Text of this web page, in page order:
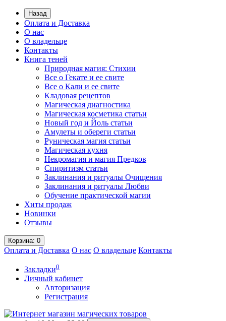
Назад
Оплата и Доставка
О нас
О владельце
Контакты
Книга теней
Природная магия: Стихии
Все о Гекате и ее свите
Все о Кали и ее свите
Кладовая рецептов
Магическая диагностика
Магическая косметика статьи
Новый год и Йоль статьи
Амулеты и обереги статьи
Руническая магия статьи
Магическая кухня
Некромагия и магия Предков
Спиритизм статьи
Заклинания и ритуалы Очищения
Заклинания и ритуалы Любви
Обучение практической магии
Хиты продаж
Новинки
Отзывы
Корзина: 0
Оплата и Доставка О нас О владельце Контакты
Закладки0
Личный кабинет
Авторизация
Регистрация